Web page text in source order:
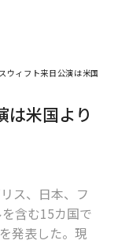
ウィフト来日公演は米国よ
は米国より
ス、日本、フ
含む15カ国で
発表した。現